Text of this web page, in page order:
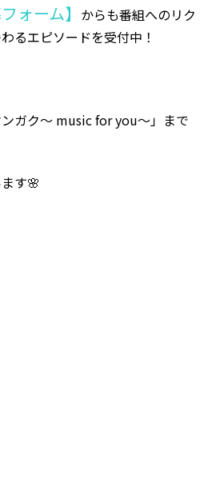
ォーム】 からも番組へのリク
るエピソードを受付中！
ガク～ music for you～」まで
す🌸